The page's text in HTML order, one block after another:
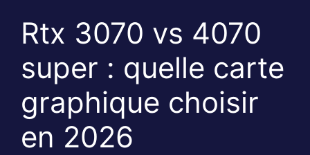
Rtx 3070 vs 4070
super : quelle carte
graphique choisir
en 2026